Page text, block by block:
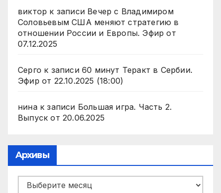
виктор к записи Вечер с Владимиром
Соловьевым США меняют стратегию в
отношении России и Европы. Эфир от
07.12.2025
Серго к записи 60 минут Теракт в Сербии.
Эфир от 22.10.2025 (18:00)
нинак записи Большая игра. Часть 2.
Выпуск от 20.06.2025
Архивы
Архивы